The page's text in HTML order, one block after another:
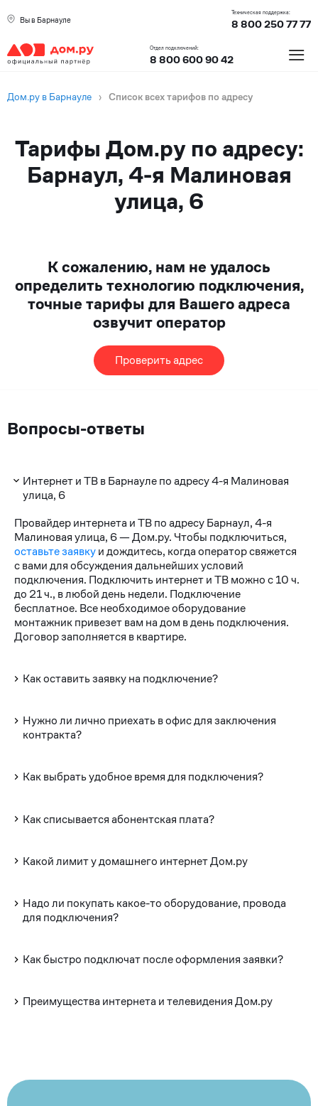
Вы в Барнауле
Техническая поддержка:
8 800 250 77 77
Отдел подключений:
8 800 600 90 42 ≡
Дом.ру в Барнауле › Список всех тарифов по адресу
Тарифы Дом.ру по адресу:
Барнаул, 4-я Малиновая
улица, 6
К сожалению, нам не удалось
определить технологию подключения,
точные тарифы для Вашего адреса
озвучит оператор
Проверить адрес
Вопросы-ответы
Интернет и ТВ в Барнауле по адресу 4-я Малиновая
улица, 6
Провайдер интернета и ТВ по адресу Барнаул, 4-я
Малиновая улица, 6 — Дом.ру. Чтобы подключиться,
оставьте заявкуи дождитесь, когда оператор свяжется
с вами для обсуждения дальнейших условий
подключения. Подключить интернет и ТВ можно с 10 ч.
до 21 ч., в любой день недели. Подключение
бесплатное. Все необходимое оборудование
монтажник привезет вам на дом в день подключения.
Договор заполняется в квартире.
Как оставить заявку на подключение?
Нужно ли лично приехать в офис для заключения
контракта?
Как выбрать удобное время для подключения?
Как списывается абонентская плата?
Какой лимит у домашнего интернет Дом.ру
Надо ли покупать какое-то оборудование, провода
для подключения?
Как быстро подключат после оформления заявки?
Преимущества интернета и телевидения Дом.ру